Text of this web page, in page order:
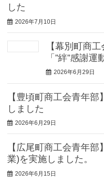
した
2026年7月10日
【幕別町商
「”絆”感謝
2026年6月29日
【豊頃町商工会青年
しました
2026年6月29日
【広尾町商工会青年部
業)を実施しました。
2026年6月15日